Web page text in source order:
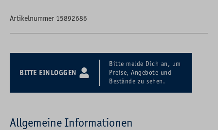
Artikelnummer 15892686
BITTE EINLOGGEN
Bitte melde Dich an, um
Preise, Angebote und
Bestände zu sehen.
Allgemeine Informationen